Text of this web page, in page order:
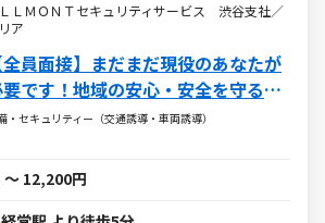
ＬＭＯＮＴセキュリティサービス 渋谷支社／
ア
全員面接】まだまだ現役のあなたが
です！地域の安心・安全を守るお
◎60代～80代活躍中
・セキュリティー（交通誘導・車両誘導）
～ 12,200円